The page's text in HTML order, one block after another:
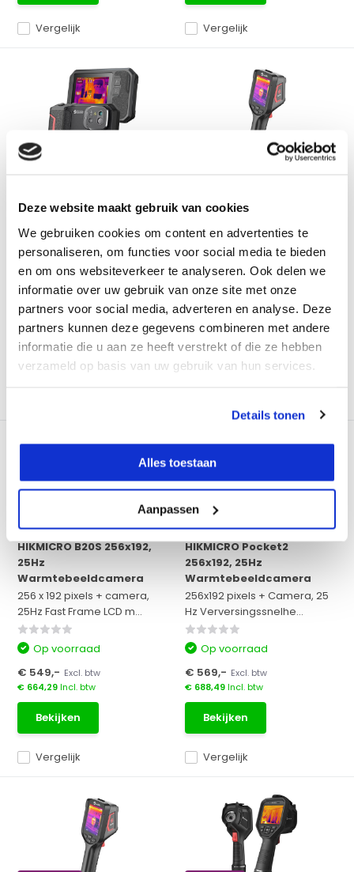
Deze website maakt gebruik van cookies
We gebruiken cookies om content en advertenties te
personaliseren, om functies voor social media te bieden
en om ons websiteverkeer te analyseren. Ook delen we
informatie over uw gebruik van onze site met onze
partners voor social media, adverteren en analyse. Deze
partners kunnen deze gegevens combineren met andere
informatie die u aan ze heeft verstrekt of die ze hebben
verzameld op basis van uw gebruik van hun services.
Details tonen
Alles toestaan
Aanpassen
Vergelijk Vergelijk
256x192
warmtebeeldcamera
25Hz en Wi-Fi. Compacte...
Op voorraad
€ 439,-
Excl. btw
€ 531,19Incl. btw
Bekijken
256 x 192 Pixels, Wifi, 30Hz en
Op voorraad
€ 499,-
Excl. btw
€ 603,79Incl. btw
Bekijken
256x192
HIKMICRO B20S 256x192,
25Hz
Warmtebeeldcamera
256 x 192 pixels + camera,
25Hz Fast Frame LCD m...
Vergelijk
Op voorraad
€ 549,- Excl. btw
€ 664,29Incl. btw
Bekijken
256x192
HIKMICRO Pocket2
256x192, 25Hz
Warmtebeeldcamera
256x192 pixels + Camera, 25
Hz Verversingssnelhe...
Vergelijk
Op voorraad
€ 569,- Excl. btw
€ 688,49Incl. btw
Bekijken